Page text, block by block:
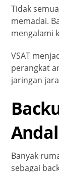
Tidak
memadai.
mengalami
VSAT
perangkat
jaringan
Andal
Banyak
sebagai